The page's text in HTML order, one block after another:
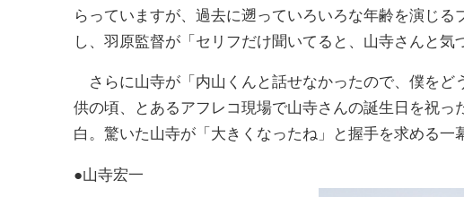
らっていますが、過去に遡っていろいろな年齢を演じ
し、羽原監督が「セリフだけ聞いてると、山寺さんと気
さらに山寺が「内山くんと話せなかったので、僕をど
供の頃、とあるアフレコ現場で山寺さんの誕生日を祝
白。驚いた山寺が「大きくなったね」と握手を求める一
●山寺宏一